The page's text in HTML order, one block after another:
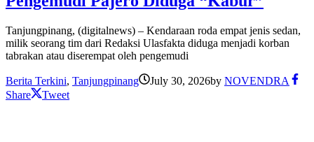
Tanjungpinang, (digitalnews) – Kendaraan roda empat jenis sedan,
milik seorang tim dari Redaksi Ulasfakta diduga menjadi korban
tabrakan atau diserempat oleh pengemudi
Berita Terkini, Tanjungpinang July 30, 2026by NOVENDRA
Share
Tweet